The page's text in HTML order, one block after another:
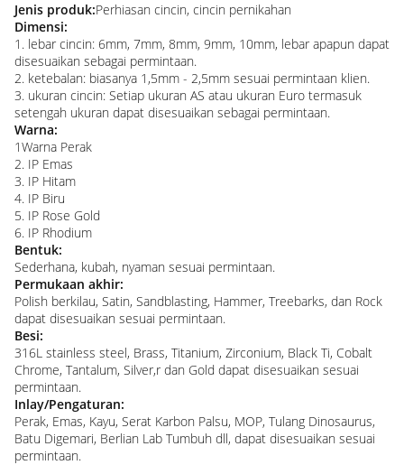
Jenis produk:Perhiasan cincin, cincin pernikahan
Dimensi:
1. lebar cincin: 6mm, 7mm, 8mm, 9mm, 10mm, lebar apapun dapat
disesuaikan sebagai permintaan.
2. ketebalan: biasanya 1,5mm - 2,5mm sesuai permintaan klien.
3. ukuran cincin: Setiap ukuran AS atau ukuran Euro termasuk
setengah ukuran dapat disesuaikan sebagai permintaan.
Warna:
1Warna Perak
2. IP Emas
3. IP Hitam
4. IP Biru
5. IP Rose Gold
6. IP Rhodium
Bentuk:
Sederhana, kubah, nyaman sesuai permintaan.
Permukaan akhir:
Polish berkilau, Satin, Sandblasting, Hammer, Treebarks, dan Rock
dapat disesuaikan sesuai permintaan.
Besi:
316L stainless steel, Brass, Titanium, Zirconium, Black Ti, Cobalt
Chrome, Tantalum, Silver,r dan Gold dapat disesuaikan sesuai
permintaan.
Inlay/Pengaturan:
Perak, Emas, Kayu, Serat Karbon Palsu, MOP, Tulang Dinosaurus,
Batu Digemari, Berlian Lab Tumbuh dll, dapat disesuaikan sesuai
permintaan.